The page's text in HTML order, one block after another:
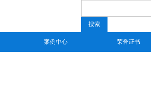
搜索
案例中心 荣誉证书